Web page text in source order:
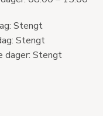
Stengt
Stengt
dager: Stengt